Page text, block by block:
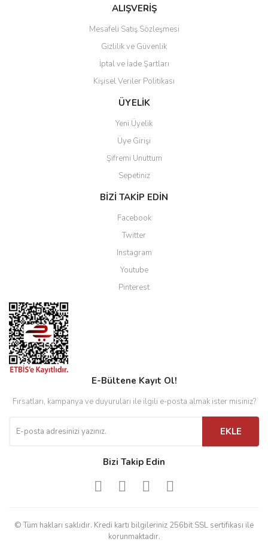
Ürün fiyatı diğer sitelerden daha pahalı.
Gönder
ALIŞVERİŞ
Mesafeli Satış Sözleşmesi
Gizlilik ve Güvenlik
İptal ve İade Şartları
Kişisel Veriler Politikası
ÜYELİK
Yeni Üyelik
Üye Girişi
Şifremi Unuttum
Sepetiniz
BİZİ TAKİP EDİN
Facebook
Twitter
Instagram
Youtube
Pinterest
E-Bültene Kayıt Ol!
Fırsatları, kampanya ve duyuruları ile ilgili e-posta almak ister misiniz?
EKLE
Bizi Takip Edin
© Tüm hakları saklıdır. Kredi kartı bilgileriniz 256bit SSL sertifikası ile
korunmaktadır.